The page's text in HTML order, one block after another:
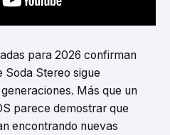
para 2026 confirman
Soda Stereo sigue
Más que un
parece demostrar que
encontrando nuevas